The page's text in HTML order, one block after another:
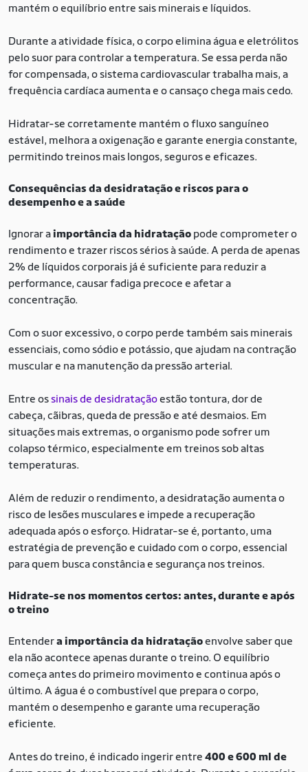
mantém o equilíbrio entre sais minerais e líquidos.
Durante a atividade física, o corpo elimina água e eletrólitos
pelo suor para controlar a temperatura. Se essa perda não
for compensada, o sistema cardiovascular trabalha mais, a
frequência cardíaca aumenta e o cansaço chega mais cedo.
Hidratar-se corretamente mantém o fluxo sanguíneo
estável, melhora a oxigenação e garante energia constante,
permitindo treinos mais longos, seguros e eficazes.
Consequências da desidratação e riscos para o
desempenho e a saúde
Ignorar aimportância da hidratação pode comprometer o
rendimento e trazer riscos sérios à saúde. A perda de apenas
2% de líquidos corporais já é suficiente para reduzir a
performance, causar fadiga precoce e afetar a
concentração.
Com o suor excessivo, o corpo perde também sais minerais
essenciais, como sódio e potássio, que ajudam na contração
muscular e na manutenção da pressão arterial.
Entre ossinais de desidrataçãoestão tontura, dor de
cabeça, cãibras, queda de pressão e até desmaios. Em
situações mais extremas, o organismo pode sofrer um
colapso térmico, especialmente em treinos sob altas
temperaturas.
Além de reduzir o rendimento, a desidratação aumenta o
risco de lesões musculares e impede a recuperação
adequada após o esforço. Hidratar-se é, portanto, uma
estratégia de prevenção e cuidado com o corpo, essencial
para quem busca constância e segurança nos treinos.
Hidrate-se nos momentos certos: antes, durante e após
o treino
Entendera importância da hidrataçãoenvolve saber que
ela não acontece apenas durante o treino. O equilíbrio
começa antes do primeiro movimento e continua após o
último. A água é o combustível que prepara o corpo,
mantém o desempenho e garante uma recuperação
eficiente.
Antes do treino, é indicado ingerir entre 400 e 600 ml de